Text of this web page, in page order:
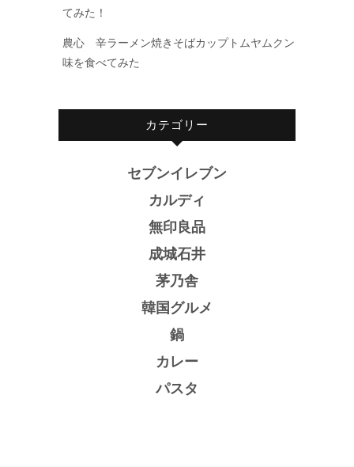
てみた！
農心 辛ラーメン焼きそばカップトムヤムクン
味を食べてみた
カテゴリー
セブンイレブン
カルディ
無印良品
成城石井
茅乃舎
韓国グルメ
鍋
カレー
パスタ